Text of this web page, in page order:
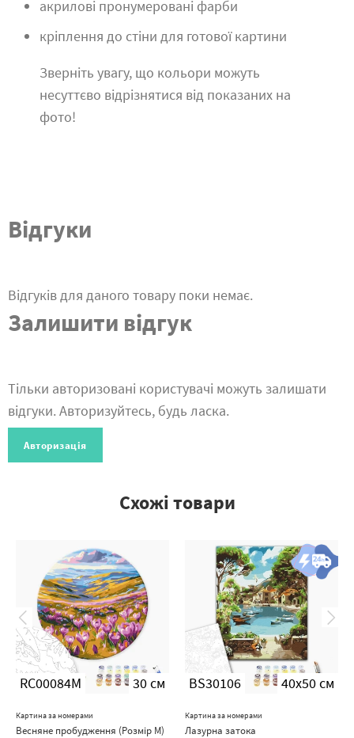
акрилові пронумеровані фарби
кріплення до стіни для готової картини
Зверніть увагу, що кольори можуть
несуттєво відрізнятися від показаних на
фото!
Відгуки
Відгуків для даного товару поки немає.
Залишити відгук
Тільки авторизовані користувачі можуть залишати
відгуки. Авторизуйтесь, будь ласка.
Авторизація
Схожі товари
RC00084M 30 см
Картина за номерами
Весняне пробудження (Розмір M)
BS30106 40x50 см
Картина за номерами
Лазурна затока